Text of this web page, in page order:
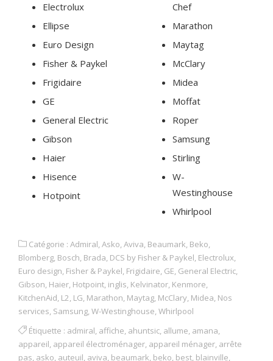
Electrolux
Ellipse
Euro Design
Fisher & Paykel
Frigidaire
GE
General Electric
Gibson
Haier
Hisence
Hotpoint
Chef
Marathon
Maytag
McClary
Midea
Moffat
Roper
Samsung
Stirling
W-
Westinghouse
Whirlpool
Catégorie : Admiral,Asko,Aviva, Beaumark, Beko,
Blomberg, Bosch, Brada, DCS by Fisher & Paykel, Electrolux,
Euro design, Fisher & Paykel, Frigidaire, GE, General Electric,
Gibson, Haier, Hotpoint, inglis, Kelvinator, Kenmore,
KitchenAid, L2, LG, Marathon, Maytag, McClary, Midea, Nos
services, Samsung,W-Westinghouse,Whirlpool
Étiquette : admiral, affiche, ahuntsic, allume, amana,
appareil, appareil électroménager, appareil ménager, arrête
pas, asko, auteuil, aviva, beaumark, beko, best, blainville,